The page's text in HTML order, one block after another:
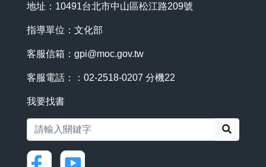
地址：10491台北市中山區松江路209號
指導單位：文化部
客服信箱： gpi@moc.gov.tw
客服電話：：02-2518-0207 分機22
我要找書